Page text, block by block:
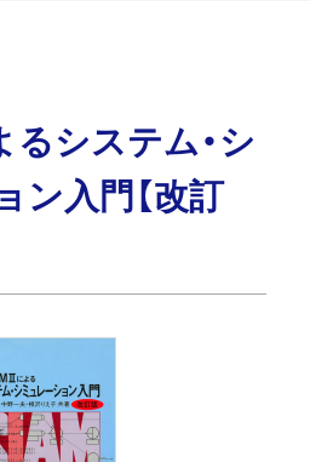
システム・シ
ン入門【改訂